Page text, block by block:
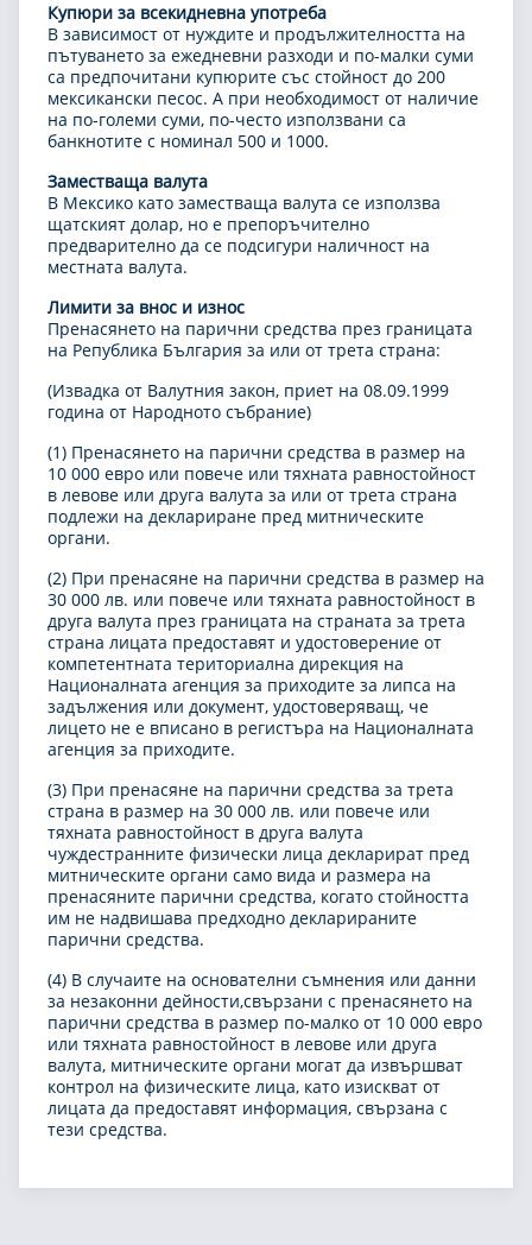
Купюри за всекидневна употреба
В зависимост от нуждите и продължителността на
пътуването за ежедневни разходи и по-малки суми
са предпочитани купюрите със стойност до 200
мексикански песос. А при необходимост от наличие
на по-големи суми, по-често използвани са
банкнотите с номинал 500 и 1000.
Заместваща валута
В Мексико като заместваща валута се използва
щатският долар, но е препоръчително
предварително да се подсигури наличност на
местната валута.
Лимити за внос и износ
Пренасянето на парични средства през границата
на Република България за или от трета страна:
(Извадка от Валутния закон, приет на 08.09.1999
година от Народното събрание)
(1) Пренасянето на парични средства в размер на
10 000 евро или повече или тяхната равностойност
в левове или друга валута за или от трета страна
подлежи на деклариране пред митническите
органи.
(2) При пренасяне на парични средства в размер на
30 000 лв. или повече или тяхната равностойност в
друга валута през границата на страната за трета
страна лицата предоставят и удостоверение от
компетентната териториална дирекция на
Националната агенция за приходите за липса на
задължения или документ, удостоверяващ, че
лицето не е вписано в регистъра на Националната
агенция за приходите.
(3) При пренасяне на парични средства за трета
страна в размер на 30 000 лв. или повече или
тяхната равностойност в друга валута
чуждестранните физически лица декларират пред
митническите органи само вида и размера на
пренасяните парични средства, когато стойността
им не надвишава предходно декларираните
парични средства.
(4) В случаите на основателни съмнения или данни
за незаконни дейности,свързани с пренасянето на
парични средства в размер по-малко от 10 000 евро
или тяхната равностойност в левове или друга
валута, митническите органи могат да извършват
контрол на физическите лица, като изискват от
лицата да предоставят информация, свързана с
тези средства.